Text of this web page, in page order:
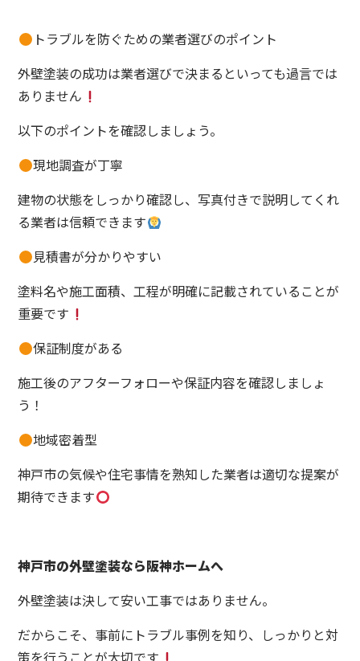
トラブルを防ぐための業者選びのポイント
外壁塗装の成功は業者選びで決まるといっても過言では
ありません
以下のポイントを確認しましょう。
現地調査が丁寧
建物の状態をしっかり確認し、写真付きで説明してくれ
る業者は信頼できます
見積書が分かりやすい
塗料名や施工面積、工程が明確に記載されていることが
重要です
保証制度がある
施工後のアフターフォローや保証内容を確認しましょ
う！
地域密着型
神戸市の気候や住宅事情を熟知した業者は適切な提案が
期待できます
神戸市の外壁塗装なら阪神ホームへ
外壁塗装は決して安い工事ではありません。
だからこそ、事前にトラブル事例を知り、しっかりと対
策を行うことが大切です